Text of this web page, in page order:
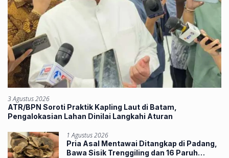
3 Agustus 2026
ATR/BPN Soroti Praktik Kapling Laut di Batam,
Pengalokasian Lahan Dinilai Langkahi Aturan
1 Agustus 2026
Pria Asal Mentawai Ditangkap di Padang,
Bawa Sisik Trenggiling dan 16 Paruh